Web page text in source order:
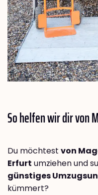
So helfen wir dir von
Du möchtest von
Erfurt umziehen und
günstiges
kümmert?